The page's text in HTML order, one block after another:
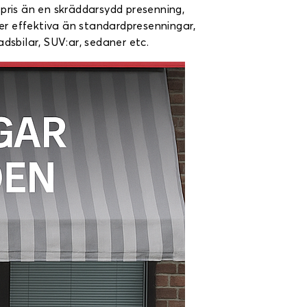
än en skräddarsydd presenning,
effektiva än standardpresenningar,
SUV:ar, sedaner etc.